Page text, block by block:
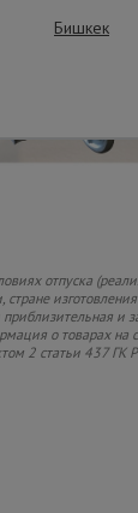
отпуска
стране
и
о товарах на
2 статьи 437
Бишкек